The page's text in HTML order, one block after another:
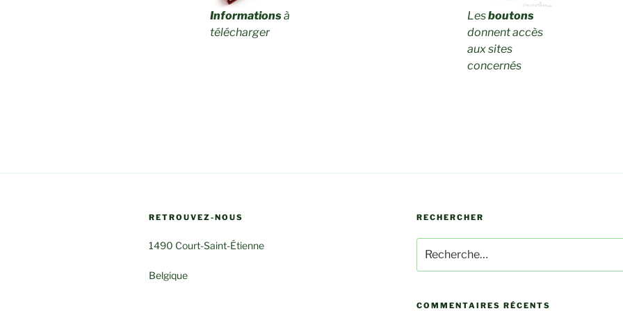
Informations à
télécharger
Lesboutons
donnent accès
aux sites
concernés
RETROUVEZ-NOUS
1490 Court-Saint-Étienne
Belgique
RECHERCHER
pour
:
COMMENTAIRES RÉCENTS